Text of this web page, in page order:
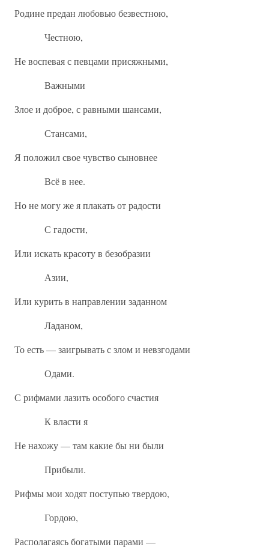
Родине предан любовью безвестною,
Честною,
Не воспевая с певцами присяжными,
Важными
Злое и доброе, с равными шансами,
Стансами,
Я положил свое чувство сыновнее
Всё в нее.
Но не могу же я плакать от радости
С гадости,
Или искать красоту в безобразии
Азии,
Или курить в направлении заданном
Ладаном,
То есть — заигрывать с злом и невзгодами
Одами.
С рифмами лазить особого счастия
К власти я
Не нахожу — там какие бы ни были
Прибыли.
Рифмы мои ходят поступью твердою,
Гордою,
Располагаясь богатыми парами —